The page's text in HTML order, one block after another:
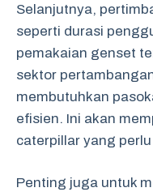
Selanjutnya,
seperti durasi
pemakaian genset
sektor
membutuhkan
efisien. Ini akan
caterpillar yang
Penting juga untuk